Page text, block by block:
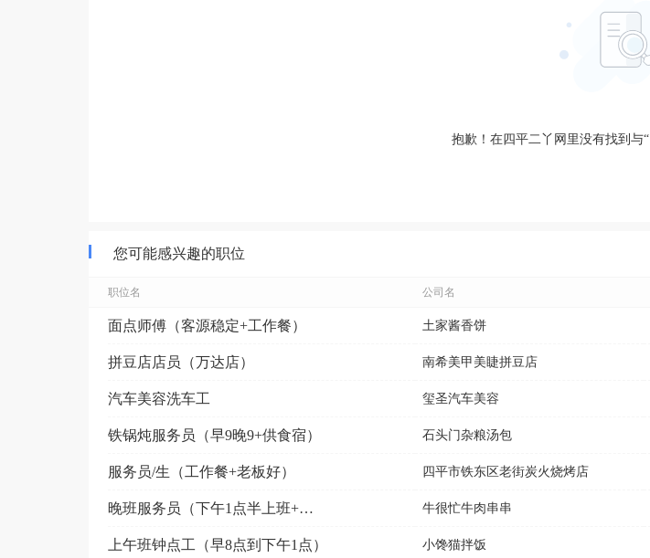
抱歉！在四平二丫网里没有找到与“
您可能感兴趣的职位
职位名 公司名
面点师傅（客源稳定+工作餐） 土家酱香饼
拼豆店店员（万达店） 南希美甲美睫拼豆店
汽车美容洗车工 玺圣汽车美容
铁锅炖服务员（早9晚9+供食宿） 石头门杂粮汤包
服务员/生（工作餐+老板好） 四平市铁东区老街炭火烧烤店
晚班服务员（下午1点半上班+供食宿） 牛很忙牛肉串串
上午班钟点工（早8点到下午1点） 小馋猫拌饭